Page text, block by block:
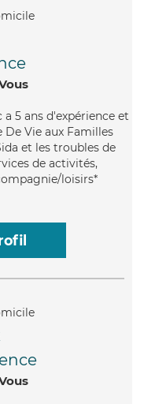
5 ans d'expérience et
Vie aux Familles
et les troubles de
de activités,
loisirs*